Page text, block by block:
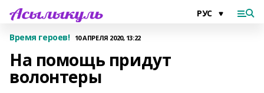
Время героев! 10 АПРЕЛЯ 2020, 13:22
На помощь придут
волонтеры